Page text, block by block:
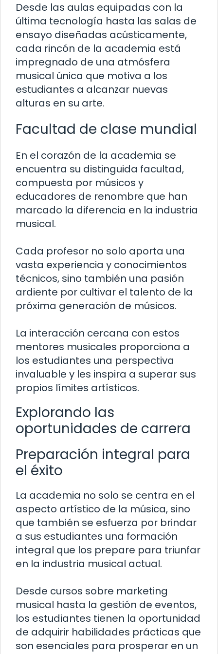
Desde las aulas equipadas con la
última tecnología hasta las salas de
ensayo diseñadas acústicamente,
cada rincón de la academia está
impregnado de una atmósfera
musical única que motiva a los
estudiantes a alcanzar nuevas
alturas en su arte.
Facultad de clase mundial
En el corazón de la academia se
encuentra su distinguida facultad,
compuesta por músicos y
educadores de renombre que han
marcado la diferencia en la industria
musical.
Cada profesor no solo aporta una
vasta experiencia y conocimientos
técnicos, sino también una pasión
ardiente por cultivar el talento de la
próxima generación de músicos.
La interacción cercana con estos
mentores musicales proporciona a
los estudiantes una perspectiva
invaluable y les inspira a superar sus
propios límites artísticos.
Explorando las
oportunidades de carrera
Preparación integral para
el éxito
La academia no solo se centra en el
aspecto artístico de la música, sino
que también se esfuerza por brindar
a sus estudiantes una formación
integral que los prepare para triunfar
en la industria musical actual.
Desde cursos sobre marketing
musical hasta la gestión de eventos,
los estudiantes tienen la oportunidad
de adquirir habilidades prácticas que
son esenciales para prosperar en un